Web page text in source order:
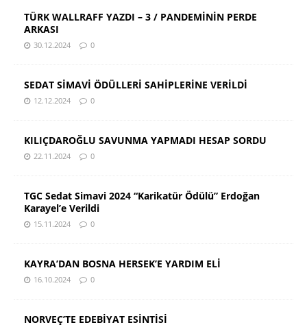
TÜRK WALLRAFF YAZDI – 3 / PANDEMİNİN PERDE
ARKASI
30.12.2024 0
SEDAT SİMAVİ ÖDÜLLERİ SAHİPLERİNE VERİLDİ
12.12.2024 0
KILIÇDAROĞLU SAVUNMA YAPMADI HESAP SORDU
22.11.2024 0
TGC Sedat Simavi 2024 “Karikatür Ödülü” Erdoğan
Karayel’e Verildi
15.11.2024 0
KAYRA’DAN BOSNA HERSEK’E YARDIM ELİ
16.10.2024 0
NORVEÇ’TE EDEBİYAT ESİNTİSİ